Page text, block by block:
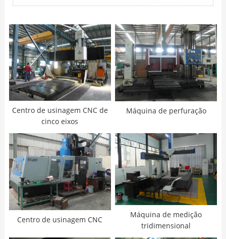
Centro de usinagem CNC de
cinco eixos
Máquina de perfuração
Centro de usinagem CNC
Máquina de medição
tridimensional